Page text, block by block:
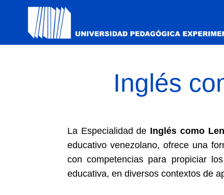
Inglés
La Especialidad de Inglés como
educativo venezolano, ofrece una
con competencias para propiciar
educativa, en diversos contextos de